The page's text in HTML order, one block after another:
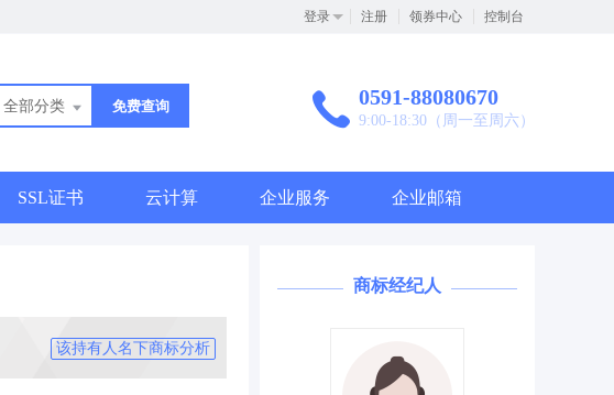
登录 注册 领券中心 控制台
全部分类 免费查询 0591-88080670
9:00-18:30（周一至周六）
SSL证书 云计算 企业服务 企业邮箱
该持有人名下商标分析
商标经纪人